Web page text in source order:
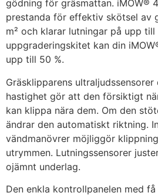
gödning för gräsmattan. iMOW®
prestanda för effektiv skötsel av
m² och klarar lutningar på upp
uppgraderingskitet kan din
upp till 50 %.
Gräsklipparens ultraljudssensorer
hastighet gör att den försiktigt
kan klippa nära dem. Om den
ändrar den automatiskt riktning.
vändmanövrer möjliggör
utrymmen. Lutningssensorer
ojämnt underlag.
Den enkla kontrollpanelen med